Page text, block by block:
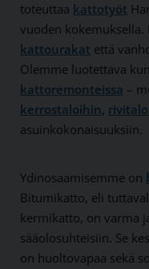
toteuttaa kattotyöt
vuoden
kattourakat että
Olemme luotettava
kattoremonteissa –
kerrostaloihin,
asuinkokonaisuuksiin.
Ydinosaamisemme on
Bitumikatto, eli
kermikatto, on varma
sääolosuhteisiin. Se
on huoltovapaa sekä